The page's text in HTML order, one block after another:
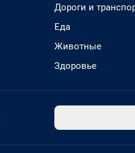
Дороги и
Еда
Животные
Здоровье